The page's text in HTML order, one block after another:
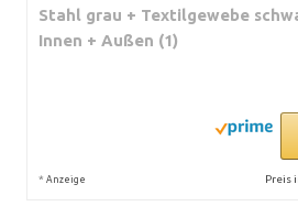
Stahl grau + Textilgewebe
Innen + Außen (1)
* Anzeige Preis